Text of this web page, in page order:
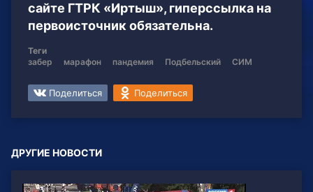
сайте ГТРК «Иртыш», гиперссылка на
первоисточник обязательна.
Теги
забер
марафон пандемия Подбельский СИМ
Поделиться Поделиться
ДРУГИЕ НОВОСТИ